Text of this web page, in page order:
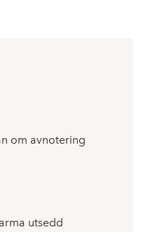
om avnotering
utsedd